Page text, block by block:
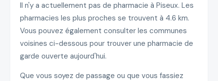
Il n'y a actuellement pas de pharmacie à Piseux. Les
pharmacies les plus proches se trouvent à 4.6 km.
Vous pouvez également consulter les communes
voisines ci-dessous pour trouver une pharmacie de
garde ouverte aujourd'hui.
Que vous soyez de passage ou que vous fassiez